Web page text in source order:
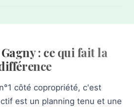
: ce qui fait la
côté copropriété, c'est
est un planning tenu et une